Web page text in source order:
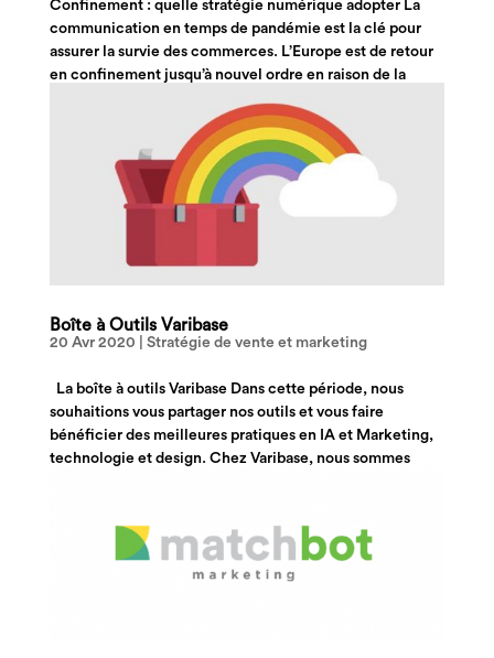
Confinement : quelle stratégie numérique adopter La
communication en temps de pandémie est la clé pour
assurer la survie des commerces. L’Europe est de retour
en confinement jusqu’à nouvel ordre en raison de la
Boîte à Outils Varibase
20 Avr 2020 Stratégie de vente et marketing
La boîte à outils Varibase Dans cette période, nous
souhaitions vous partager nos outils et vous faire
bénéficier des meilleures pratiques en IA et Marketing,
technologie et design. Chez Varibase, nous sommes